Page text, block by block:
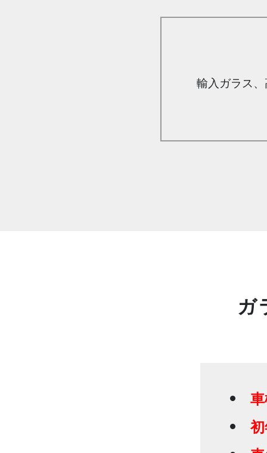
輸入ガラス
ガ